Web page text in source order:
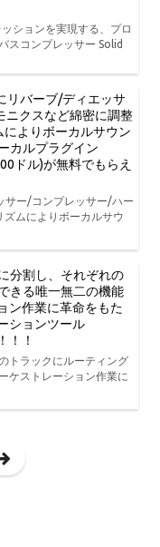
ションを実現する、プロ
スコンプレッサー Solid
リバーブ/ディエッサ
ニクスなど綿密に調整
よりボーカルサウン
カルプラグイン
ドル)が無料でもらえ
サー/コンプレッサー/ハー
ムによりボーカルサウ
分割し、それぞれの
きる唯一無二の機能
ン作業に革命をもた
ションツール
！！
トラックにルーティング
ケストレーション作業に